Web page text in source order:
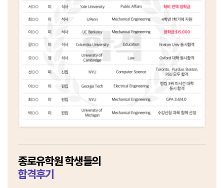
종로유학원 학생들의
합격후기